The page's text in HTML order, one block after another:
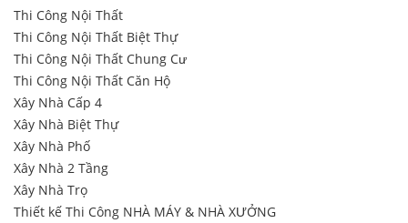
Thi Công Nội Thất
Thi Công Nội Thất Biệt Thự
Thi Công Nội Thất Chung Cư
Thi Công Nội Thất Căn Hộ
Xây Nhà Cấp 4
Xây Nhà Biệt Thự
Xây Nhà Phố
Xây Nhà 2 Tầng
Xây Nhà Trọ
Thiết kế Thi Công NHÀ MÁY & NHÀ XƯỞNG